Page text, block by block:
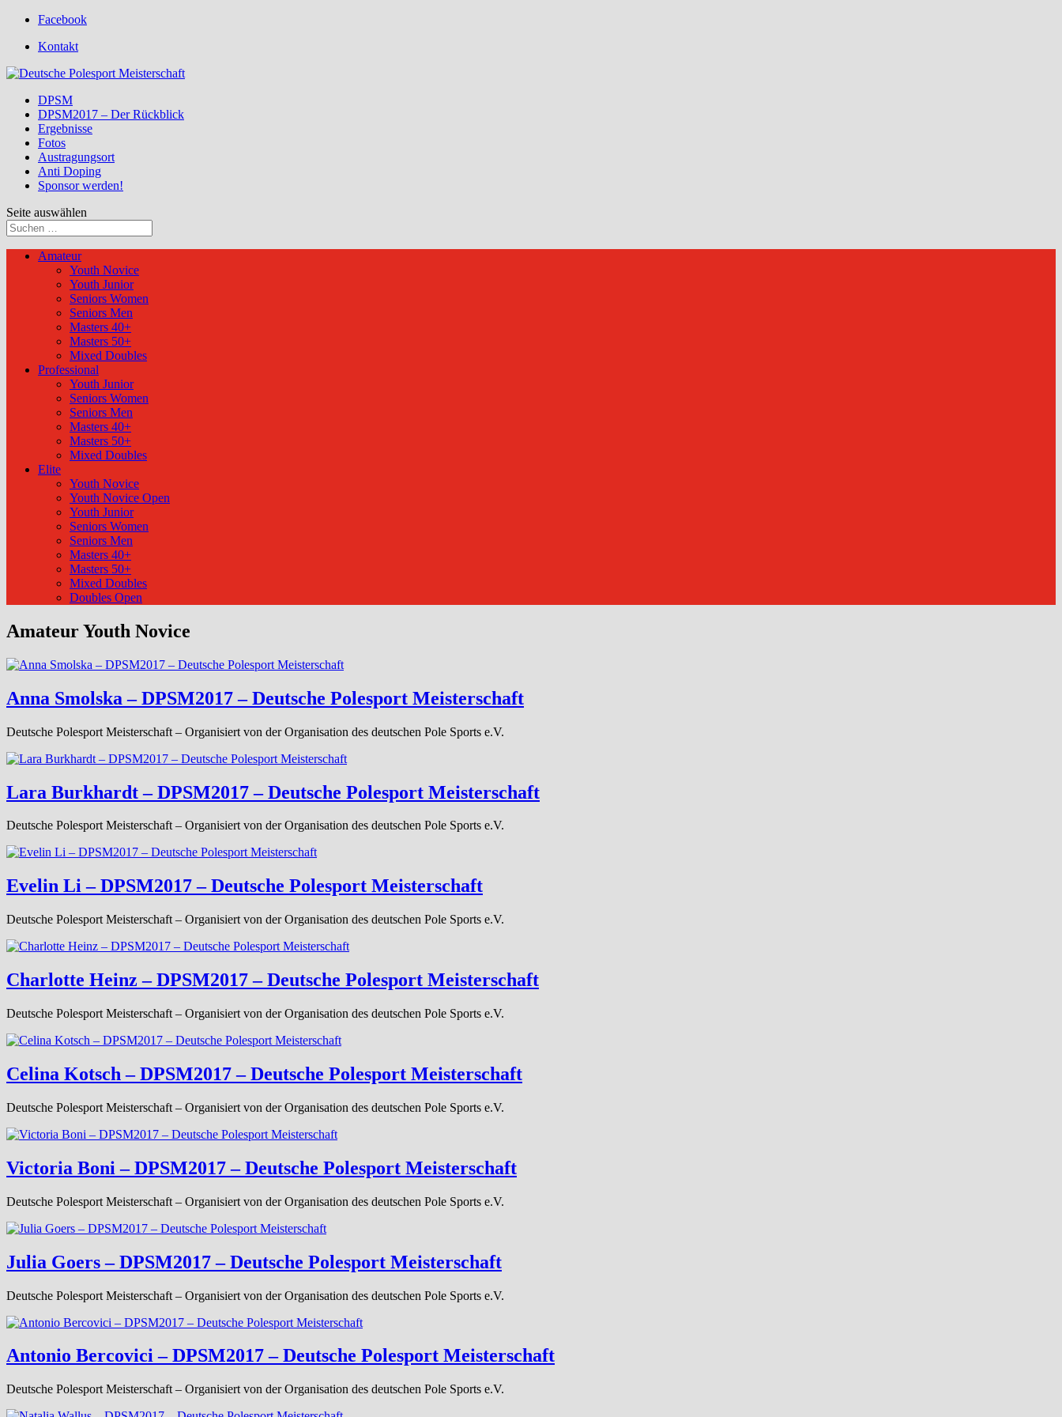
Facebook
Kontakt
DPSM
DPSM2017 – Der Rückblick
Ergebnisse
Fotos
Austragungsort
Anti Doping
Sponsor werden!
Seite auswählen
Amateur
Youth Novice
Youth Junior
Seniors Women
Seniors Men
Masters 40+
Masters 50+
Mixed Doubles
Professional
Youth Junior
Seniors Women
Seniors Men
Masters 40+
Masters 50+
Mixed Doubles
Elite
Youth Novice
Youth Novice Open
Youth Junior
Seniors Women
Seniors Men
Masters 40+
Masters 50+
Mixed Doubles
Doubles Open
Amateur Youth Novice
Anna Smolska – DPSM2017 – Deutsche Polesport Meisterschaft
Deutsche Polesport Meisterschaft – Organisiert von der Organisation des deutschen Pole Sports e.V.
Lara Burkhardt – DPSM2017 – Deutsche Polesport Meisterschaft
Deutsche Polesport Meisterschaft – Organisiert von der Organisation des deutschen Pole Sports e.V.
Evelin Li – DPSM2017 – Deutsche Polesport Meisterschaft
Deutsche Polesport Meisterschaft – Organisiert von der Organisation des deutschen Pole Sports e.V.
Charlotte Heinz – DPSM2017 – Deutsche Polesport Meisterschaft
Deutsche Polesport Meisterschaft – Organisiert von der Organisation des deutschen Pole Sports e.V.
Celina Kotsch – DPSM2017 – Deutsche Polesport Meisterschaft
Deutsche Polesport Meisterschaft – Organisiert von der Organisation des deutschen Pole Sports e.V.
Victoria Boni – DPSM2017 – Deutsche Polesport Meisterschaft
Deutsche Polesport Meisterschaft – Organisiert von der Organisation des deutschen Pole Sports e.V.
Julia Goers – DPSM2017 – Deutsche Polesport Meisterschaft
Deutsche Polesport Meisterschaft – Organisiert von der Organisation des deutschen Pole Sports e.V.
Antonio Bercovici – DPSM2017 – Deutsche Polesport Meisterschaft
Deutsche Polesport Meisterschaft – Organisiert von der Organisation des deutschen Pole Sports e.V.